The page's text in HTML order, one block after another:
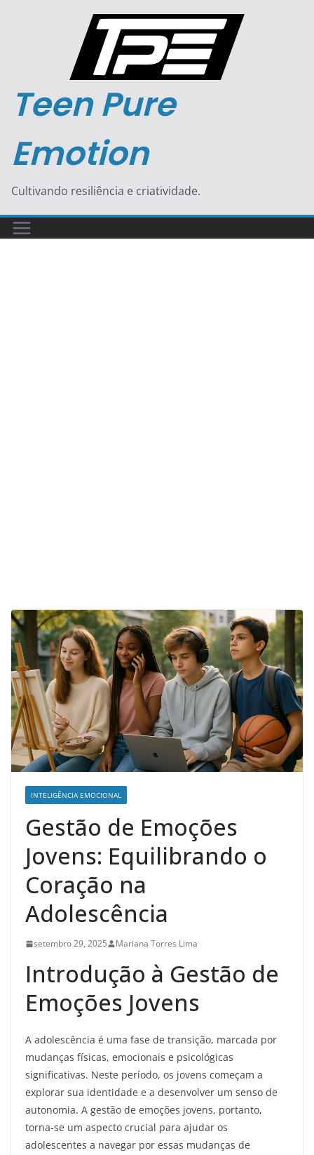
Teen Pure
Emotion
Cultivando resiliência e criatividade.
INTELIGÊNCIA EMOCIONAL
Gestão de Emoções
Jovens: Equilibrando o
Coração na
Adolescência
setembro 29, 2025 Mariana Torres Lima
Introdução à Gestão de
Emoções Jovens
A adolescência é uma fase de transição, marcada por
mudanças físicas, emocionais e psicológicas
significativas. Neste período, os jovens começam a
explorar sua identidade e a desenvolver um senso de
autonomia. A gestão de emoções jovens, portanto,
torna-se um aspecto crucial para ajudar os
adolescentes a navegar por essas mudanças de